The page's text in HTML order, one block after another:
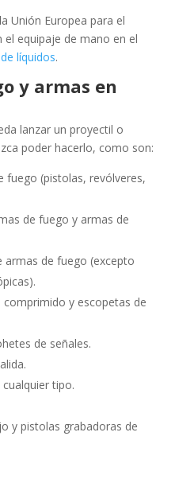
Unión Europea para el
equipaje de mano en el
líquidos.
y armas en
lanzar un proyectil o
poder hacerlo, como son:
fuego (pistolas, revólveres,
de fuego y armas de
armas de fuego (excepto
comprimido y escopetas de
de señales.
tipo.
y pistolas grabadoras de